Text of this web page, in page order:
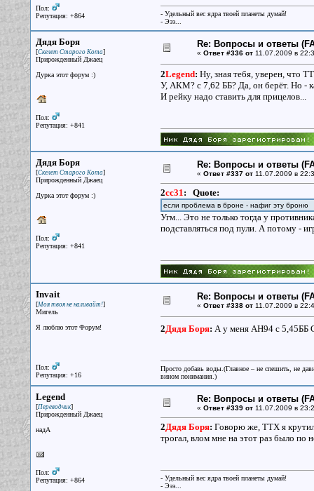
Пол:
Репутация: +864
- Удельный вес ядра твоей планеты думай!
- Эээ...
Дядя Боря
[Скелет Старого Кота]
Прирожденный Джаец
Дурка этот форум :)
Пол:
Репутация: +841
Re: Вопросы и ответы
« Ответ #336 от11.07.2009 в
2Legend: Ну, зная тебя, уверен, что
У, АКМ? с 7,62 ББ? Да, он берёт. Но -
И рейку надо ставить для прицелов...
Дядя Боря
[Скелет Старого Кота]
Прирожденный Джаец
Дурка этот форум :)
Пол:
Репутация: +841
Re: Вопросы и ответы
« Ответ #337 от11.07.2009 в
2cc31: Quote:
если проблема в броне - нафиг эту броню
Угм... Это не только тогда у
подставляться под пули. А потому -
Invait
[Моя твоя не наливайт!]
Мигель
Я люблю этот Форум!
Пол:
Репутация: +16
Re: Вопросы и ответы
« Ответ #338 от11.07.2009 в
2Дядя Боря: А у меня АН94 с 5,45ББ
Просто добавь воды.(Главное – не спешить, не
вином понимания.)
Legend
[Переводчик]
Прирожденный Джаец
надА
Пол:
Репутация: +864
Re: Вопросы и ответы
« Ответ #339 от11.07.2009 в
2Дядя Боря: Говорю же, ТТХ я
трогал, влом мне на этот раз было по
- Удельный вес ядра твоей планеты думай!
- Эээ...